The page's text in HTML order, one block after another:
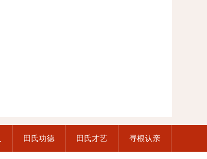
田氏功德 田氏才艺 寻根认亲